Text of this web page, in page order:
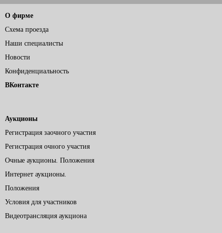
О фирме
Схема проезда
Наши специалисты
Новости
Конфиденциальность
ВКонтакте
Аукционы
Регистрация заочного участия
Регистрация очного участия
Очные аукционы. Положения
Интернет аукционы.
Положения
Условия для участников
Видеотрансляция аукциона